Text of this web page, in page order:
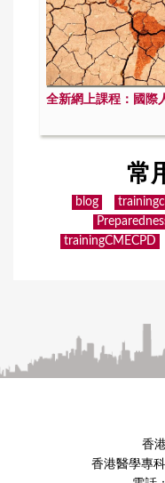
全新網上課程：國際
常
blog
trainingCMECPD
香
香港醫學專